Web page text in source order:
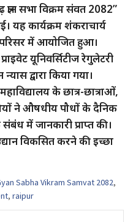
सभा विक्रम संवत 2082”
यह कार्यक्रम शंकराचार्य
परिसर में आयोजित हुआ।
यूनिवर्सिटीज रेगुलेटरी
द्वारा किया गया।
के छात्र-छात्राओं,
ने औषधीय पौधों के दैनिक
में जानकारी प्राप्त की।
विकसित करने की इच्छा
Sabha Vikram Samvat 2082,
, raipur